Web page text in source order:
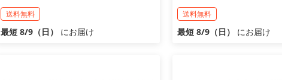
送料無料
最短 8/9（日） にお届け
送料無料
最短 8/9（日） にお届け